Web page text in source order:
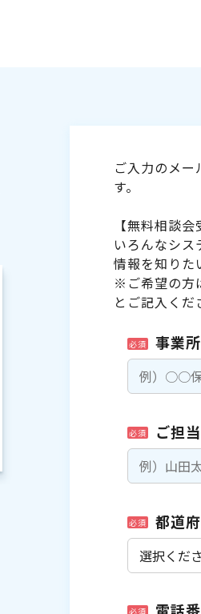
ご入力のメ
す。
【無料相談会
いろんなシ
情報を知りた
※ご希望の方
とご記入くだ
必須 事業
必須 ご担
必須 都道
必須